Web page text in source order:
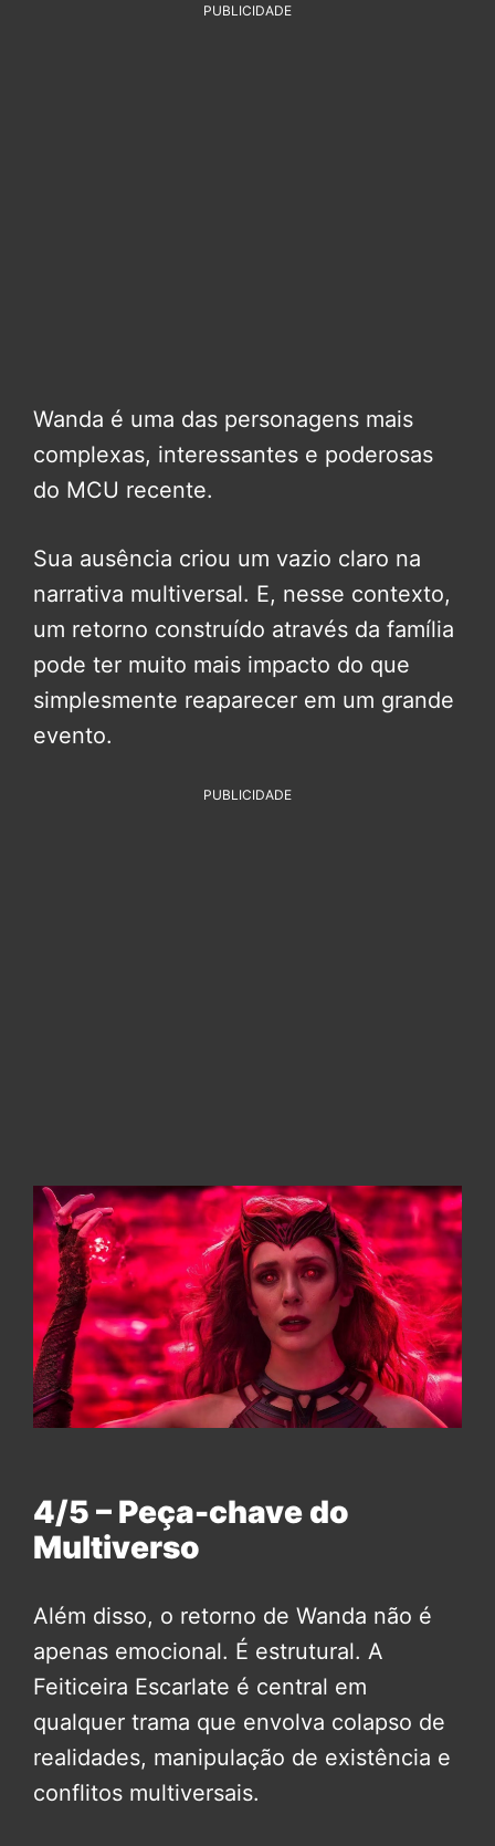
PUBLICIDADE
Wanda é uma das personagens mais
complexas, interessantes e poderosas
do MCU recente.
Sua ausência criou um vazio claro na
narrativa multiversal. E, nesse contexto,
um retorno construído através da família
pode ter muito mais impacto do que
simplesmente reaparecer em um grande
evento.
PUBLICIDADE
4/5 – Peça-chave do
Multiverso
Além disso, o retorno de Wanda não é
apenas emocional. É estrutural. A
Feiticeira Escarlate é central em
qualquer trama que envolva colapso de
realidades, manipulação de existência e
conflitos multiversais.